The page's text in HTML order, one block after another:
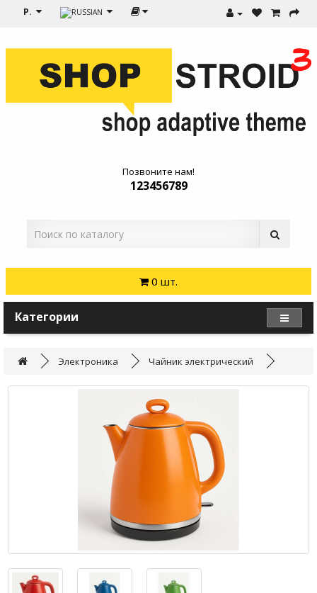
Р.
Позвоните нам!
123456789
0 шт.
Категории
Электроника Чайник электрический